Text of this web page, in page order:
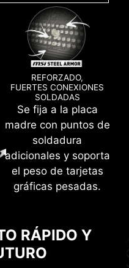
REFORZADO,
FUERTES CONEXIONES
SOLDADAS
Se fija a la placa
madre con puntos de
soldadura
adicionales y soporta
el peso de tarjetas
gráficas pesadas.
RÁPIDO Y
colorida con
color que desees
clics!
DE